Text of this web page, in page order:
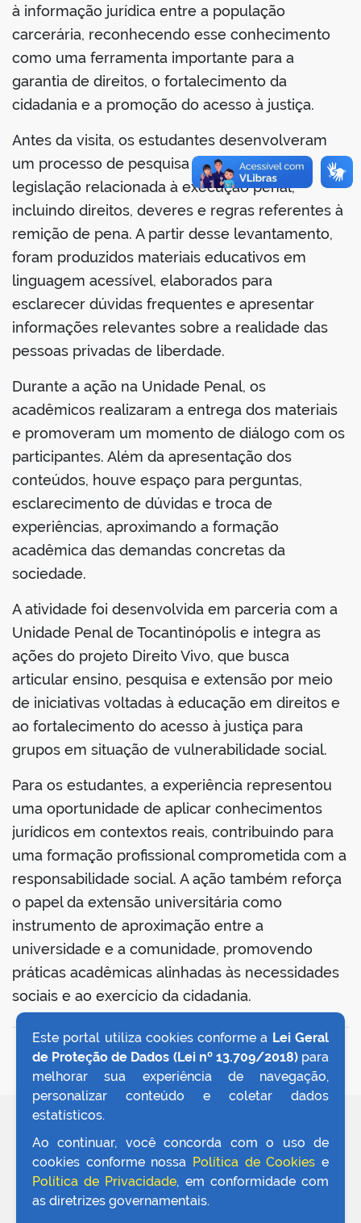
portal
à informação jurídica entre a população
carcerária, reconhecendo esse conhecimento
como uma ferramenta importante para a
garantia de direitos, o fortalecimento da
cidadania e a promoção do acesso à justiça.
Antes da visita, os estudantes desenvolveram
um processo de pesquisa e estudo sobre a
legislação relacionada à execução penal,
incluindo direitos, deveres e regras referentes à
remição de pena. A partir desse levantamento,
foram produzidos materiais educativos em
linguagem acessível, elaborados para
esclarecer dúvidas frequentes e apresentar
informações relevantes sobre a realidade das
pessoas privadas de liberdade.
Durante a ação na Unidade Penal, os
acadêmicos realizaram a entrega dos materiais
e promoveram um momento de diálogo com os
participantes. Além da apresentação dos
conteúdos, houve espaço para perguntas,
esclarecimento de dúvidas e troca de
experiências, aproximando a formação
acadêmica das demandas concretas da
sociedade.
A atividade foi desenvolvida em parceria com a
Unidade Penal de Tocantinópolis e integra as
ações do projeto Direito Vivo, que busca
articular ensino, pesquisa e extensão por meio
de iniciativas voltadas à educação em direitos e
ao fortalecimento do acesso à justiça para
grupos em situação de vulnerabilidade social.
Para os estudantes, a experiência representou
uma oportunidade de aplicar conhecimentos
jurídicos em contextos reais, contribuindo para
uma formação profissional comprometida com a
responsabilidade social. A ação também reforça
o papel da extensão universitária como
instrumento de aproximação entre a
universidade e a comunidade, promovendo
práticas acadêmicas alinhadas às necessidades
sociais e ao exercício da cidadania.
VOLTAR AO TOPO
Este portal utiliza cookies conforme a Lei Geral
de Proteção de Dados (Lei nº 13.709/2018)para
melhorar sua experiência de navegação,
personalizar conteúdo e coletar dados
estatísticos.
Ao continuar, você concorda com o uso de
cookies conforme nossa Política de Cookies e
Política de Privacidade, em conformidade com
as diretrizes governamentais.